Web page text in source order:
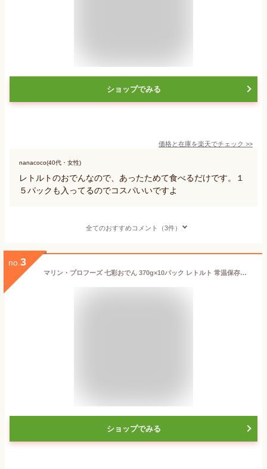
ショップでみる
価格と在庫を楽天でチェック >>
nanacoco(40代・女性)
レトルトのおでんなので、あったためて食べるだけです。１
５パックも入ってるのでコスパいいですよ
全てのおすすめコメント（3件）
no. 3
マリン・プロフーズ 七彩おでん 370g×10パック レトルト 常温保存可能
ショップでみる